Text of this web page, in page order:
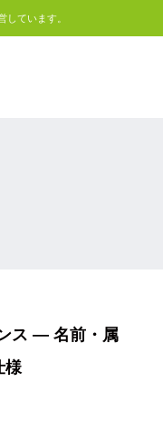
しています。
ス ― 名前・属
様